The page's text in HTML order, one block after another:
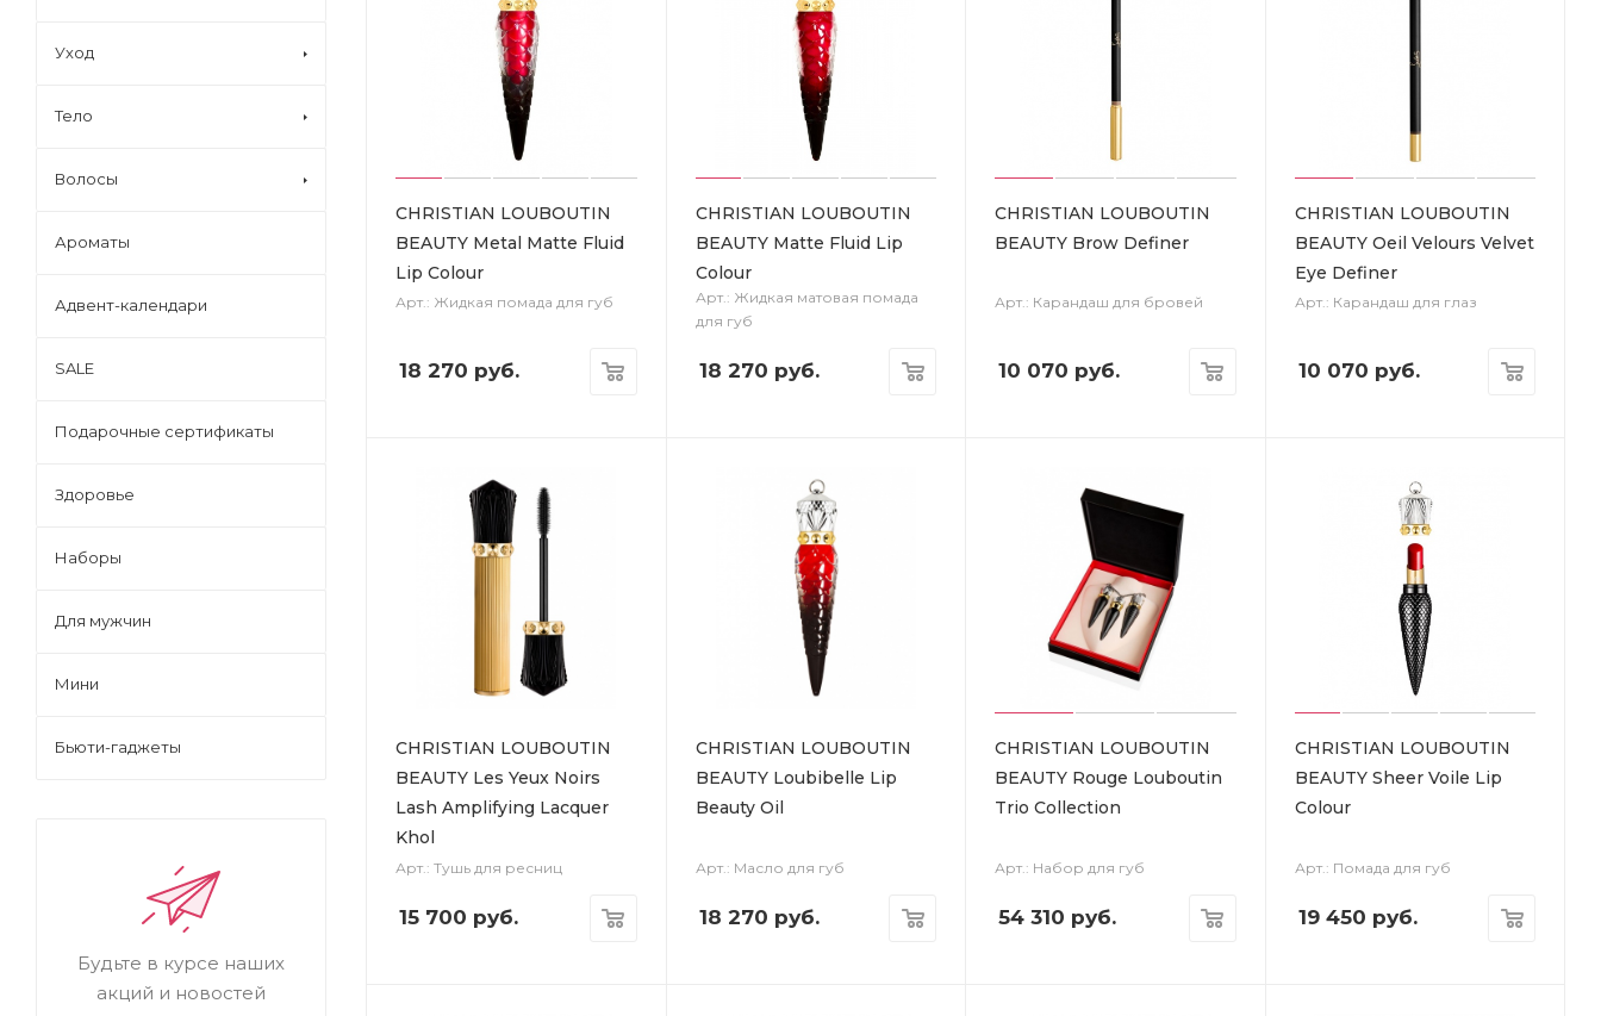
CHRISTIAN LOUBOUTIN
BEAUTY Metal Matte Fluid
Lip Colour
Арт.: Жидкая помада для губ
18 270 руб.
CHRISTIAN LOUBOUTIN
BEAUTY Matte Fluid Lip
Colour
Арт.: Жидкая матовая помада
для губ
18 270 руб.
CHRISTIAN LOUBOUTIN
BEAUTY Brow Definer
Арт.: Карандаш для бровей
10 070 руб.
CHRISTIAN LOUBOUTIN
BEAUTY Oeil Velours Velvet
Eye Definer
Арт.: Карандаш для глаз
10 070 руб.
CHRISTIAN LOUBOUTIN
BEAUTY Les Yeux Noirs
Lash Amplifying Lacquer
Khol
Арт.: Тушь для ресниц
15 700 руб.
CHRISTIAN LOUBOUTIN
BEAUTY Loubibelle Lip
Beauty Oil
Арт.: Масло для губ
18 270 руб.
CHRISTIAN LOUBOUTIN
BEAUTY Rouge Louboutin
Trio Collection
Арт.: Набор для губ
54 310 руб.
CHRISTIAN LOUBOUTIN
BEAUTY Sheer Voile Lip
Colour
Арт.: Помада для губ
19 450 руб.
Уход
Тело
Волосы
Ароматы
Адвент-календари
SALE
Подарочные сертификаты
Здоровье
Наборы
Для мужчин
Мини
Бьюти-гаджеты
Будьте в курсе наших
акций и новостей